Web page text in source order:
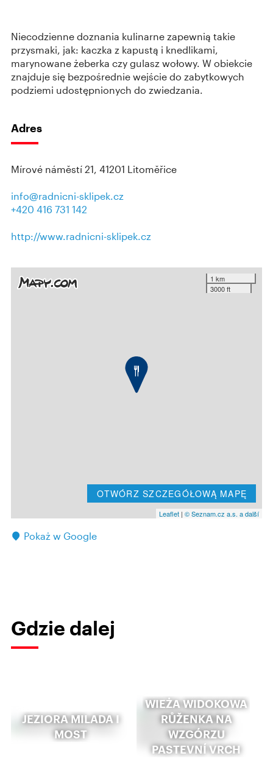
Niecodzienne doznania kulinarne zapewnią takie
przysmaki, jak: kaczka z kapustą i knedlikami,
marynowane żeberka czy gulasz wołowy. W obiekcie
znajduje się bezpośrednie wejście do zabytkowych
podziemi udostępnionych do zwiedzania.
Adres
Mírové náměstí 21, 41201 Litoměřice
info@radnicni-sklipek.cz
+420 416 731 142
http://www.radnicni-sklipek.cz
1 km
3000 ft
OTWÓRZ SZCZEGÓŁOWĄ MAPĘ
Leaflet | © Seznam.cz a.s. a další
Pokaż w Google
Gdzie dalej
JEZIORA MILADA I
MOST
WIEŻA WIDOKOWA
RŮŽENKA NA
WZGÓRZU
PASTEVNÍ VRCH